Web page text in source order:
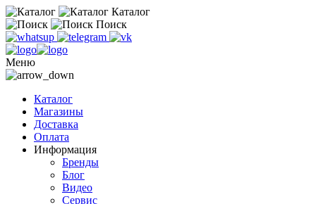
Каталог
Поиск
Меню
Каталог
Магазины
Доставка
Оплата
Информация
Бренды
Блог
Видео
Сервис